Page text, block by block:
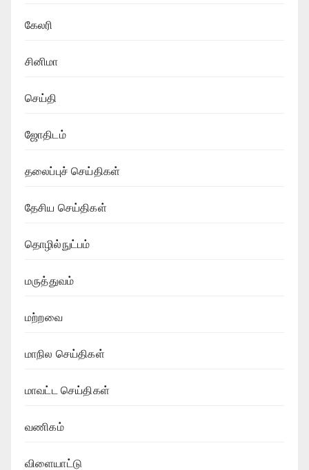
கேலரி
சினிமா
செய்தி
ஜோதிடம்
தலைப்புச் செய்திகள்
தேசிய செய்திகள்
தொழில்நுட்பம்
மருத்துவம்
மற்றவை
மாநில செய்திகள்
மாவட்ட செய்திகள்
வணிகம்
விளையாட்டு